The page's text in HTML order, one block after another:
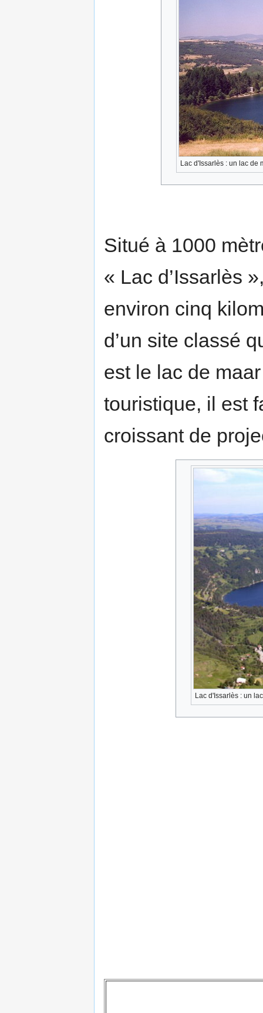
Lac d'Issarlès : un lac de
Situé à 1000
« Lac d’Issarlès
environ cinq
d’un site classé
est le lac de
touristique, il est
croissant de
Lac d'Issarlès : un